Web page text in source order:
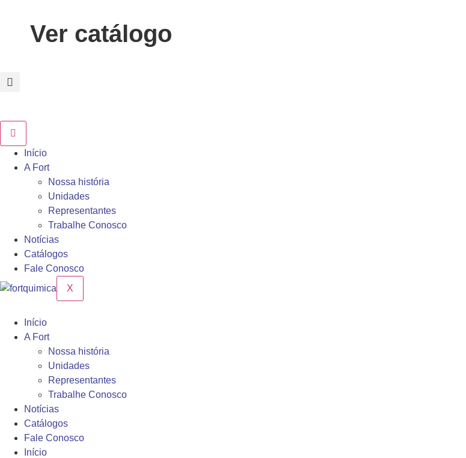
Ver catálogo
Início
A Fort
Nossa história
Unidades
Representantes
Trabalhe Conosco
Notícias
Catálogos
Fale Conosco
X
Início
A Fort
Nossa história
Unidades
Representantes
Trabalhe Conosco
Notícias
Catálogos
Fale Conosco
Início